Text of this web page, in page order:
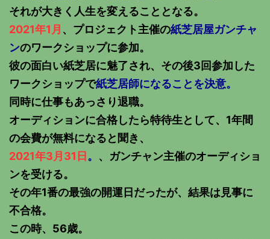
それが大きく人生を変えることとなる。
2021年1月 、プロジェクト主催の紙芝居屋ガンチャ
ンのワークショップに参加。
彼の面白い紙芝居に魅了され、その後3回参加した
ワークショップで紙芝居師になることを決意。
同時に仕事もあっさり退職。
オーディションに合格したら特待生として、1年間
の会費が無料になると聞き、
2021年3月31日 。 、ガンチャン主催のオーディショ
ンを受ける。
その年1番の最強の開運日だったが、結果は見事に
不合格。
この時、56歳。